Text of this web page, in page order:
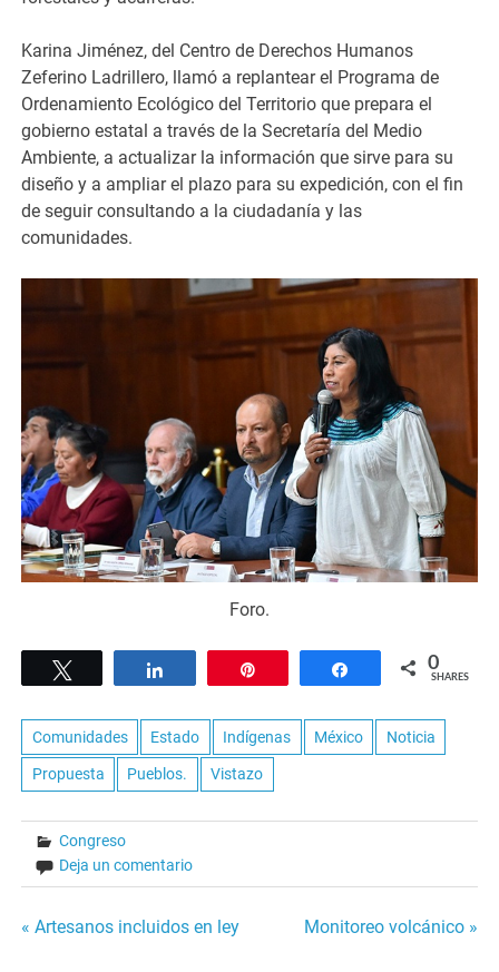
Karina Jiménez, del Centro de Derechos Humanos
Zeferino Ladrillero, llamó a replantear el Programa de
Ordenamiento Ecológico del Territorio que prepara el
gobierno estatal a través de la Secretaría del Medio
Ambiente, a actualizar la información que sirve para su
diseño y a ampliar el plazo para su expedición, con el fin
de seguir consultando a la ciudadanía y las
comunidades.
Foro.
Share 0
SHARES
Comunidades Estado Indígenas México Noticia
Propuesta Pueblos. Vistazo
Congreso
Deja un comentario
Navegación
« Artesanos incluidos en ley Monitoreo volcánico »